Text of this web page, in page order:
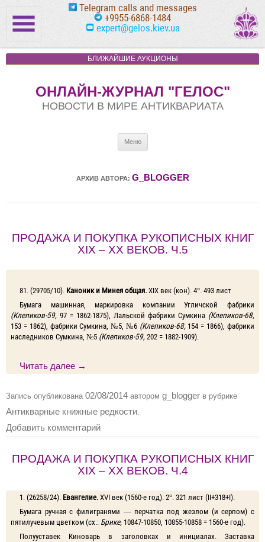
Telegram calls and messages
+9955-6868-1484
expert@gelos.kiev.ua
БЛИЖАЙШИЕ АУКЦИОНЫ
ОНЛАЙН-ЖУРНАЛ "ГЕЛОС"
НОВОСТИ В МИРЕ АНТИКВАРИАТА
Меню
АРХИВ АВТОРА: G_BLOGGER
ПРОДАЖА И ПОКУПКА РУКОПИСНЫХ КНИГ
XIX – XX ВЕКОВ. Ч.5
81. (29705/10). Каноник и Минея общая. XIX век (кон). 4°. 493 лист
Бумага машинная, маркировка компании Угличской фабрики
(Клепиков-59, 97 = 1862-1875), Лальской фабрики Сумкина (Клепиков-68,
153 = 1862), фабрики Сумкина, №5, №6 (Клепиков-68, 154 = 1866), фабрики
наследников Сумкина, №5 (Клепиков-59, 202 = 1882-1909).
Читать далее →
Запись опубликована 02/08/2014 автором g_blogger в рубрике
Антикварные книжные редкости.
Добавить комментарий
ПРОДАЖА И ПОКУПКА РУКОПИСНЫХ КНИГ
XIX – XX ВЕКОВ. Ч.4
1. (26258/24). Евангелие. XVI век (1560-е год). 2°. 321 лист (II+318+I).
Бумага ручная с филигранями — перчатка под жезлом (и серпом) с
пятилучевым цветком (сx.: Брике, 10847-10850, 10855-10858 = 1560-е год).
Полууставек Киноварь в заголовках и инициалах. Заставка